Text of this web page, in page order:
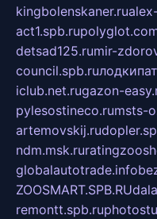
kingbolenskaner.ru
act1.spb.ru
detsad125.rumir-
council.spb.ru
iclub.net.rugazon-
pylesostineco.rumsts-
artemovskij.ru
ndm.msk.ru
globalautotrade.info
ZOOSMART.SPB.RU
remontt.spb.ru